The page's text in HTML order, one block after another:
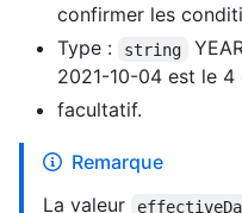
confirmer les
Type :
string
2021-10-04 est le
facultatif.
Remarque
La valeur